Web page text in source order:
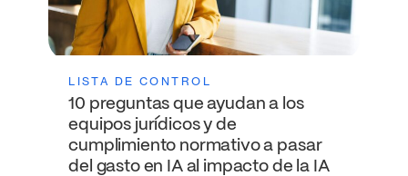
LISTA DE CONTROL
10 preguntas que ayudan a los
equipos jurídicos y de
cumplimiento normativo a pasar
del gasto en IA al impacto de la IA